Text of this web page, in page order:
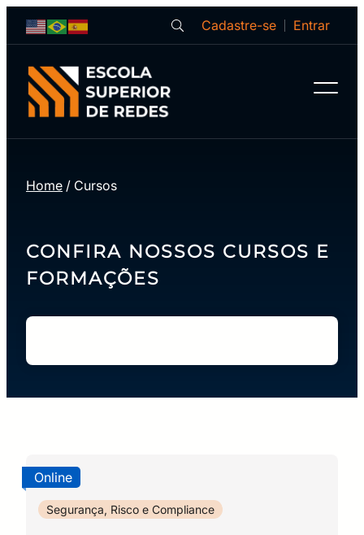
Cadastre-se Entrar
Home / Cursos
CONFIRA NOSSOS CURSOS E
FORMAÇÕES
Online
Segurança, Risco e Compliance